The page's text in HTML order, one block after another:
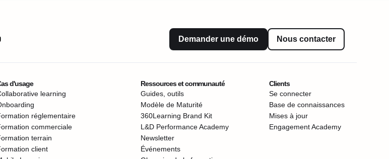
Demander une démo Nous contacter
d'usage
learning
réglementaire
commerciale
terrain
client
Ressources et communauté
Guides, outils
Modèle de Maturité
360Learning Brand Kit
L&D Performance Academy
Newsletter
Événements
Clients
Se connecter
Base de connaissances
Mises à jour
Engagement Academy